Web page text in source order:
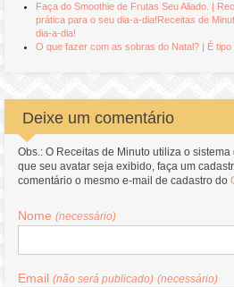
Faça do Smoothie de Frutas Seu Aliado. |
prática para o seu dia-a-dia!Receitas de
dia-a-dia!
O que fazer com as sobras do Natal? | É tipo
Deixe um comentário
Obs.: O Receitas de Minuto utiliza o
que seu avatar seja exibido, faça um
comentário o mesmo e-mail de cadastro do
Nome(necessário)
Email(não será publicado) (necessário)